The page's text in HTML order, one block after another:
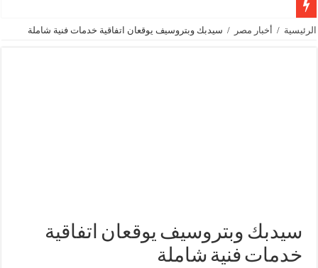
تاون جاس تسيطر علي كسر ماسورة في ترعة الإسماعيلية
وزير البترول والثروة المعدنية يتفقد استئناف أعمال الحفر بحقل البركة في أسوان بعد توقف منذ عام 2022.. ويؤكد: كامل الاهتمام لوضع صعيد مصر
الرئيسية / أخبار مصر / سيدبك وبتروسيف يوقعان اتفاقية خدمات فنية شاملة
سيدبك وبتروسيف يوقعان اتفاقية
خدمات فنية شاملة